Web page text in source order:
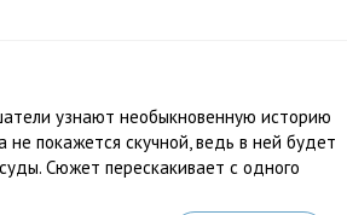
узнают необыкновенную историю
покажется скучной, ведь в ней будет
Сюжет перескакивает с одного